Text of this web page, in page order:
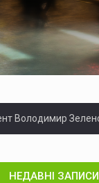
8 серпня.…
НЕДАВНІ ЗАПИСИ